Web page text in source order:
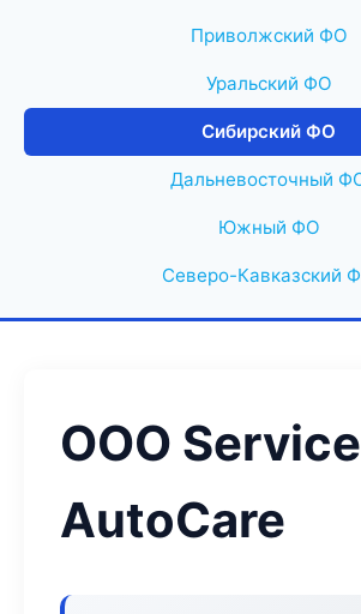
Приволжский ФО
Уральский ФО
Сибирский ФО
Дальневосточный
Южный ФО
Северо-Кавказский
ООО
AutoCare